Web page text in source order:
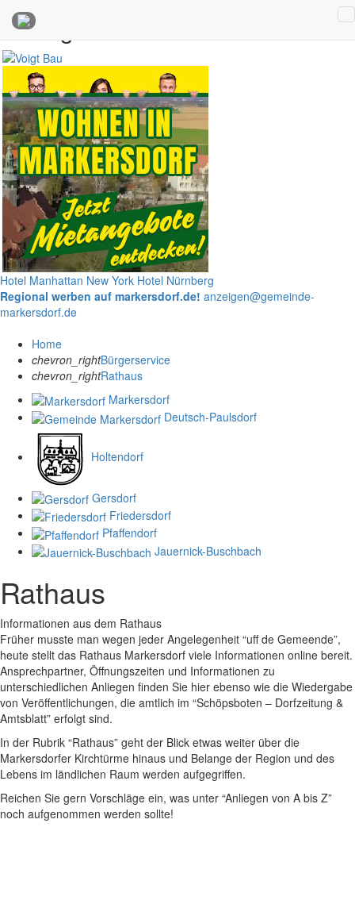
Anzeigen
Hotel Manhattan New York Hotel Nürnberg
Regional werben auf markersdorf.de! anzeigen@gemeinde-
markersdorf.de
Home
chevron_rightBürgerservice
chevron_rightRathaus
Markersdorf
Deutsch-Paulsdorf
Holtendorf
Gersdorf
Friedersdorf
Pfaffendorf
Jauernick-Buschbach
Rathaus
Informationen aus dem Rathaus
Früher musste man wegen jeder Angelegenheit “uff de Gemeende”,
heute stellt das Rathaus Markersdorf viele Informationen online bereit.
Ansprechpartner, Öffnungszeiten und Informationen zu
unterschiedlichen Anliegen finden Sie hier ebenso wie die Wiedergabe
von Veröffentlichungen, die amtlich im “Schöpsboten – Dorfzeitung &
Amtsblatt” erfolgt sind.
In der Rubrik “Rathaus” geht der Blick etwas weiter über die
Markersdorfer Kirchtürme hinaus und Belange der Region und des
Lebens im ländlichen Raum werden aufgegriffen.
Reichen Sie gern Vorschläge ein, was unter “Anliegen von A bis Z”
noch aufgenommen werden sollte!